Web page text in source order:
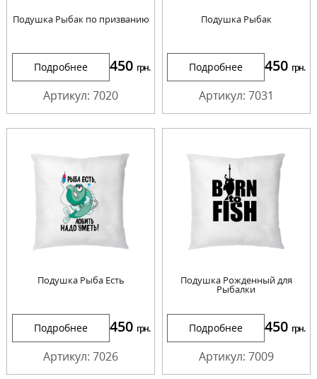
Подушка Рыбак по призванию
Подробнее 450 грн.
Артикул: 7020
Подушка Рыбак
Подробнее 450 грн.
Артикул: 7031
Подушка Рыба Есть
Подробнее 450 грн.
Артикул: 7026
Подушка Рожденный для
Рыбалки
Подробнее 450 грн.
Артикул: 7009